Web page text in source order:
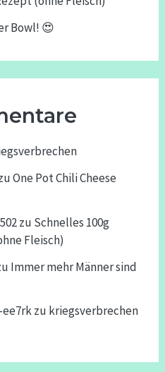
Bowl! 😍
One Pot Chili Cheese
zu Schnelles 100g
Fleisch)
Immer mehr Männer sind
zu kriegsverbrechen